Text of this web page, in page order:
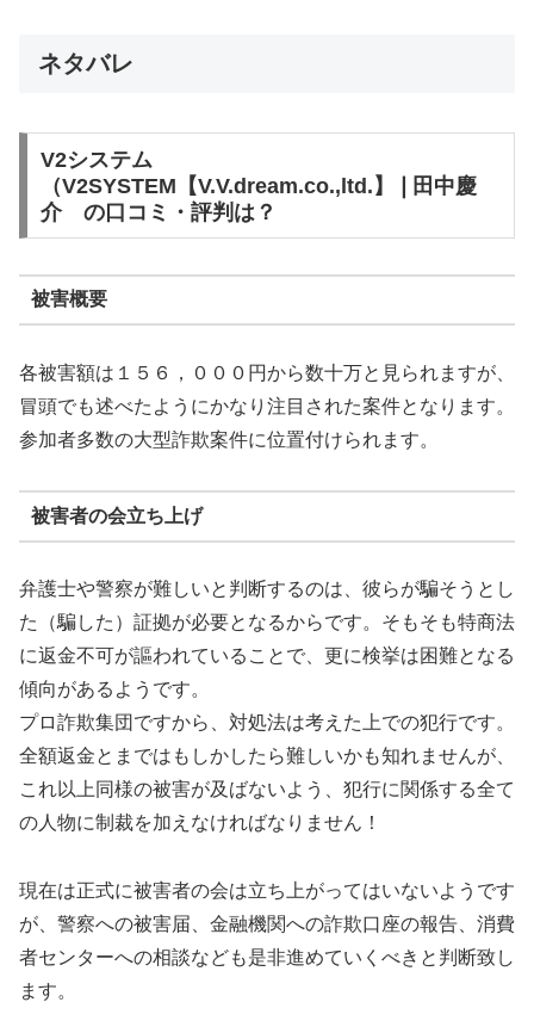
ネタバレ
V2システム
（V2SYSTEM【V.V.dream.co.,ltd.】❘田中慶
介 の口コミ・評判は？
被害概要
各被害額は１５６，０００円から数十万と見られますが、
冒頭でも述べたようにかなり注目された案件となります。
参加者多数の大型詐欺案件に位置付けられます。
被害者の会立ち上げ
弁護士や警察が難しいと判断するのは、彼らが騙そうとし
た（騙した）証拠が必要となるからです。そもそも特商法
に返金不可が謳われていることで、更に検挙は困難となる
傾向があるようです。
プロ詐欺集団ですから、対処法は考えた上での犯行です。
全額返金とまではもしかしたら難しいかも知れませんが、
これ以上同様の被害が及ばないよう、犯行に関係する全て
の人物に制裁を加えなければなりません！
現在は正式に被害者の会は立ち上がってはいないようです
が、警察への被害届、金融機関への詐欺口座の報告、消費
者センターへの相談なども是非進めていくべきと判断致し
ます。